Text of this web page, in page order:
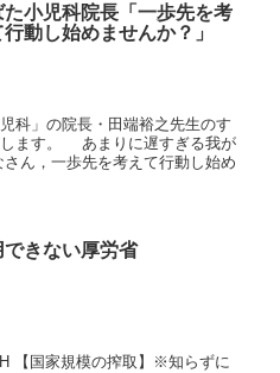
た小児科院長「一歩先を考
行動し始めませんか？」
科」の院長・田端裕之先生のす
ます。 あまりに遅すぎる我が
ん，一歩先を考えて行動し始め
できない厚労省
【国家規模の搾取】※知らずに